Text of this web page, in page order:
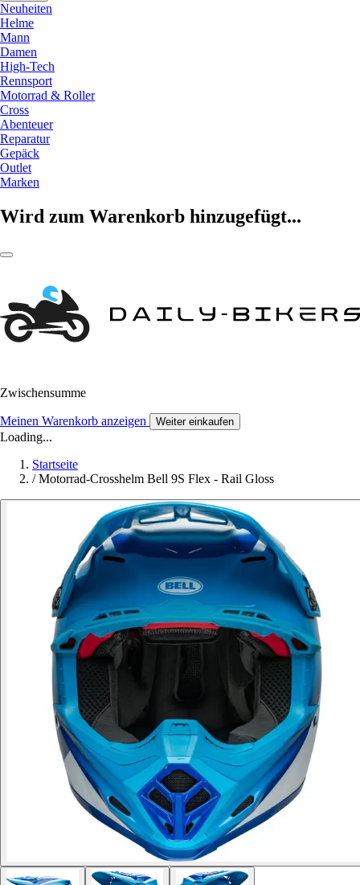
Neuheiten
Helme
Mann
Damen
High-Tech
Rennsport
Motorrad & Roller
Cross
Abenteuer
Reparatur
Gepäck
Outlet
Marken
Wird zum Warenkorb hinzugefügt...
Zwischensumme
Meinen Warenkorb anzeigen Weiter einkaufen
Loading...
Startseite
/ Motorrad-Crosshelm Bell 9S Flex - Rail Gloss